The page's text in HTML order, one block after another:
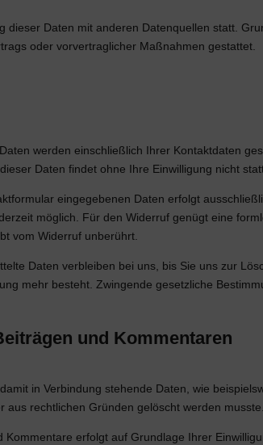
dieser Daten mit anderen Datenquellen statt.
oder vorvertraglicher Maßnahmen gestattet.
werden einschließlich Ihrer Kontaktdaten
Daten findet ohne Ihre Einwilligung nicht
eingegebenen Daten erfolgt
möglich. Für den Widerruf genügt eine
vom Widerruf unberührt.
Daten verbleiben bei uns, bis Sie uns zur
mehr besteht. Zwingende gesetzliche
und Kommentaren
in Verbindung stehende Daten, wie
aus rechtlichen Gründen gelöscht werden musste.
Kommentare erfolgt auf Grundlage Ihrer